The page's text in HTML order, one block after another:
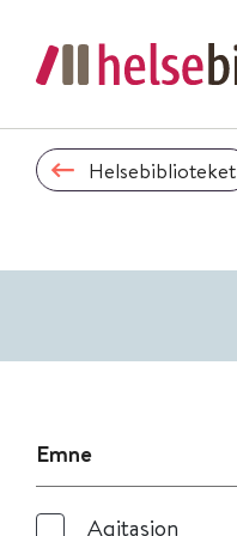
Helsebiblioteket
Emne
Agitasjon